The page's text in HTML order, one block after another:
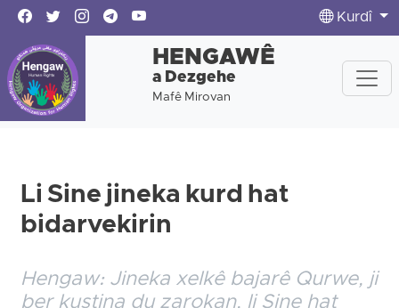
Kurdî
HENGAWÊ
a Dezgehe
Mafê Mirovan
Li Sine jineka kurd hat
bidarvekirin
Hengaw: Jineka xelkê bajarê Qurwe, ji
ber kuştina du zarokan, li Sine hat